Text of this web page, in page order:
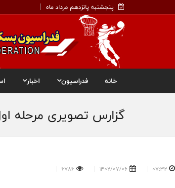
پنجشنبه پانزدهم مرداد ماه
خانه فدراسیون اخبار
گزارس تصویری مرحله
07:32
1402/07/06
6786